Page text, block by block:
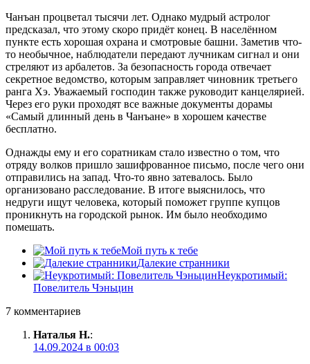
Чанъан процветал тысячи лет. Однако мудрый астролог
предсказал, что этому скоро придёт конец. В населённом
пункте есть хорошая охрана и смотровые башни. Заметив что-
то необычное, наблюдатели передают лучникам сигнал и они
стреляют из арбалетов. За безопасность города отвечает
секретное ведомство, которым заправляет чиновник третьего
ранга Хэ. Уважаемый господин также руководит канцелярией.
Через его руки проходят все важные документы дорамы
«Самый длинный день в Чанъане» в хорошем качестве
бесплатно.
Однажды ему и его соратникам стало известно о том, что
отряду волков пришло зашифрованное письмо, после чего они
отправились на запад. Что-то явно затевалось. Было
организовано расследование. В итоге выяснилось, что
недруги ищут человека, который поможет группе купцов
проникнуть на городской рынок. Им было необходимо
помешать.
Мой путь к тебе
Далекие странники
Неукротимый:
Повелитель Чэньцин
7 комментариев
Наталья Н.:
14.09.2024 в 00:03